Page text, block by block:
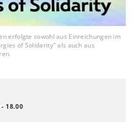
erfolgte sowohl aus Einreichungen im
of Solidarity" als auch aus
18.00